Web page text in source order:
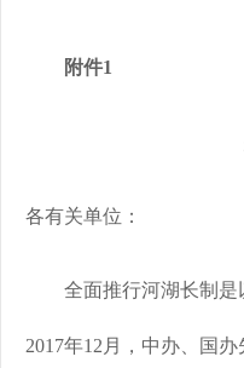
附件1
关
各有关单位：
全面推行河湖长制是以
2017年12月，中办、国